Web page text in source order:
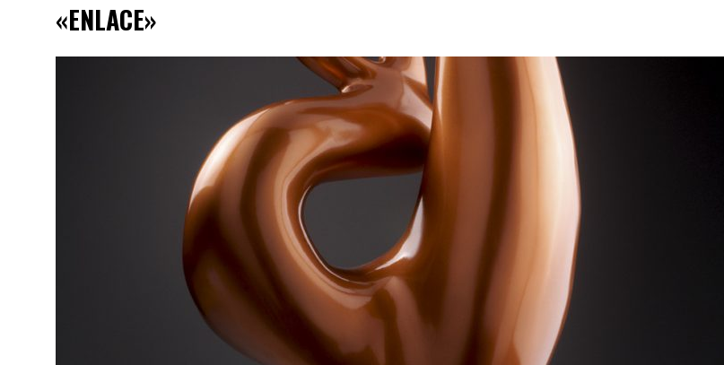
ADRIANA HOYOS DESIGN STUDIO – ESPECIAL INTERIORISMO & DECORACIÓN 2026
«ENLACE»
MUBB DESIGN STUDIO – ESPECIAL
INTERIORISMO & DECORACIÓN 2026